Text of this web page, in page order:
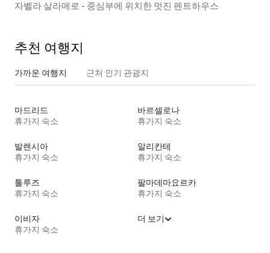
자벨라 살라메로 - 중심부에 위치한 멋진 펜트하우스
추천 여행지
가까운 여행지 근처 인기 관광지
마드리드
휴가지 숙소
바르셀로나
휴가지 숙소
발렌시아
휴가지 숙소
알리칸테
휴가지 숙소
툴루즈
휴가지 숙소
팔마데마요르카
휴가지 숙소
이비자
휴가지 숙소
더 보기